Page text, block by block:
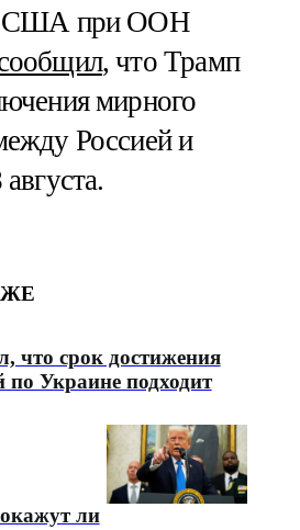
США при ООН
, что Трамп
мирного
Россией и
что срок достижения
по Украине подходит
ли